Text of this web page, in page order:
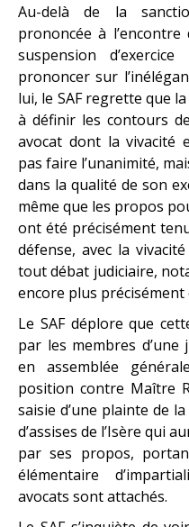
Au-delà de la
prononcée à
suspension
prononcer sur
lui, le SAF regrette que
à définir les contours
avocat dont la vivacité
pas faire l’unanimité,
dans la qualité de son
même que les propos
ont été précisément
défense, avec la
tout débat judiciaire,
encore plus
Le SAF déplore que
par les membres
en assemblée
position contre Maître
saisie d’une plainte de
d’assises de l’Isère qui
par ses propos,
élémentaire
avocats sont attachés.